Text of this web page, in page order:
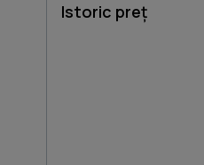
Istoric preț